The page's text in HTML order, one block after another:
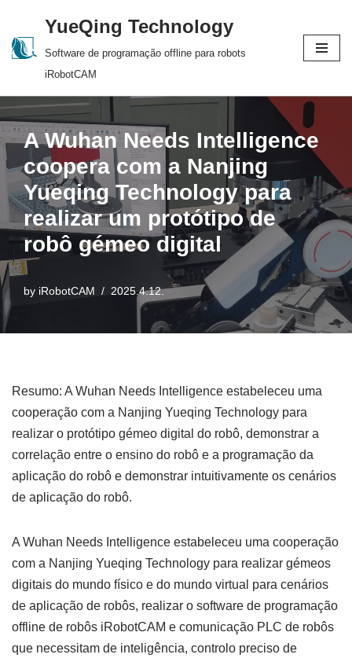
Skip
YueQing Technology
Software de programação offline para robots
iRobotCAM
A Wuhan Needs Intelligence
coopera com a Nanjing
Yueqing Technology para
realizar um protótipo de
robô gémeo digital
by iRobotCAM 2025.4.12.
Resumo: A Wuhan Needs Intelligence estabeleceu uma
cooperação com a Nanjing Yueqing Technology para
realizar o protótipo gémeo digital do robô, demonstrar a
correlação entre o ensino do robô e a programação da
aplicação do robô e demonstrar intuitivamente os cenários
de aplicação do robô.
A Wuhan Needs Intelligence estabeleceu uma cooperação
com a Nanjing Yueqing Technology para realizar gémeos
digitais do mundo físico e do mundo virtual para cenários
de aplicação de robôs, realizar o software de programação
offline de robôs iRobotCAM e comunicação PLC de robôs
que necessitam de inteligência, controlo preciso de